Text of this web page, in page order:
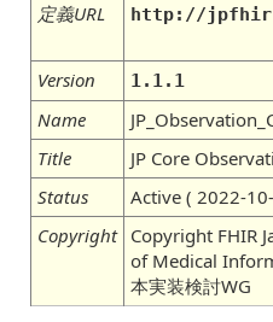
定義URL
http://
Version 1.1.1
Name
Title
JP Core
Status
Active ( 2022-
Copyright Copyright FHIR
of Medical
本実装検討WG